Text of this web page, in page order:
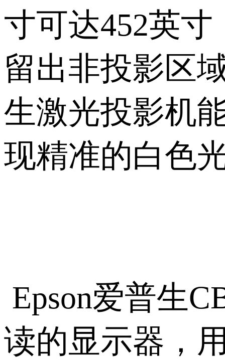
寸可达452英寸
留出非投影区
生激光投影机
现精准的白色
Epson爱普生
读的显示器，